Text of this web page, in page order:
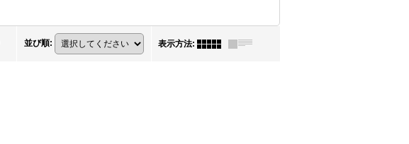
並び順: 表示方法: